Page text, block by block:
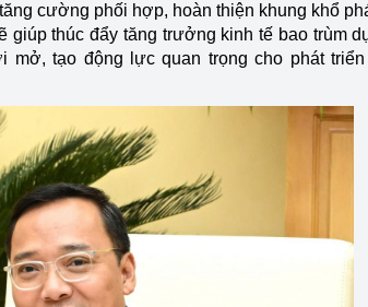
cường phối hợp, hoàn thiện khung khổ
thúc đẩy tăng trưởng kinh tế bao trùm
tạo động lực quan trọng cho phát